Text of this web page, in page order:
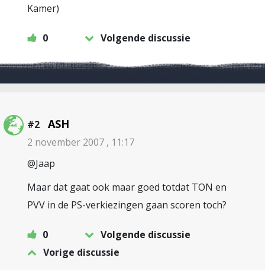
Kamer)
0 Volgende discussie
#2 ASH
2 november 2007 , 11:17
@Jaap
Maar dat gaat ook maar goed totdat TON en
PVV in de PS-verkiezingen gaan scoren toch?
0
Volgende discussie
Vorige discussie